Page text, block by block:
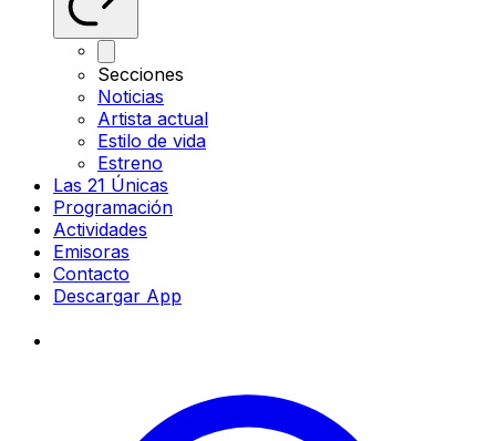
Secciones
Noticias
Artista actual
Estilo de vida
Estreno
Las 21 Únicas
Programación
Actividades
Emisoras
Contacto
Descargar App